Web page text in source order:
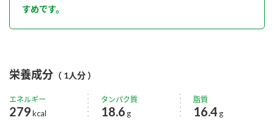
すめです。
栄養成分 （ 1人分 ）
エネルギー
279kcal
タンパク質
18.6 g
脂質
16.4 g